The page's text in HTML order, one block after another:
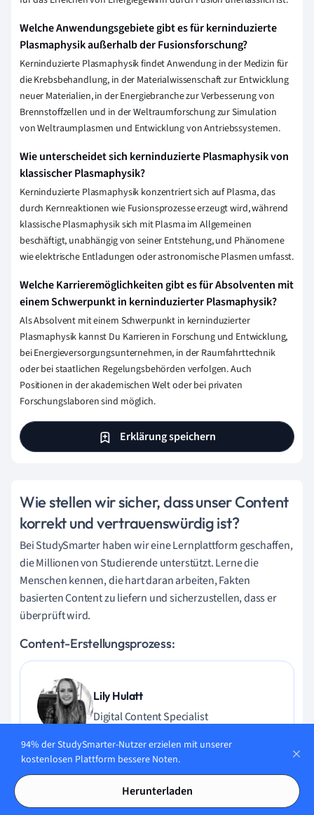
Welche Anwendungsgebiete gibt es für kerninduzierte
Plasmaphysik außerhalb der Fusionsforschung?
Kerninduzierte Plasmaphysik findet Anwendung in der Medizin für
die Krebsbehandlung, in der Materialwissenschaft zur Entwicklung
neuer Materialien, in der Energiebranche zur Verbesserung von
Brennstoffzellen und in der Weltraumforschung zur Simulation
von Weltraumplasmen und Entwicklung von Antriebssystemen.
Wie unterscheidet sich kerninduzierte Plasmaphysik von
klassischer Plasmaphysik?
Kerninduzierte Plasmaphysik konzentriert sich auf Plasma, das
durch Kernreaktionen wie Fusionsprozesse erzeugt wird, während
klassische Plasmaphysik sich mit Plasma im Allgemeinen
beschäftigt, unabhängig von seiner Entstehung, und Phänomene
wie elektrische Entladungen oder astronomische Plasmen umfasst.
Welche Karrieremöglichkeiten gibt es für Absolventen mit
einem Schwerpunkt in kerninduzierter Plasmaphysik?
Als Absolvent mit einem Schwerpunkt in kerninduzierter
Plasmaphysik kannst Du Karrieren in Forschung und Entwicklung,
bei Energieversorgungsunternehmen, in der Raumfahrttechnik
oder bei staatlichen Regelungsbehörden verfolgen. Auch
Positionen in der akademischen Welt oder bei privaten
Forschungslaboren sind möglich.
Erklärung speichern
Wie stellen wir sicher, dass unser Content
korrekt und vertrauenswürdig ist?
Bei StudySmarter haben wir eine Lernplattform geschaffen,
die Millionen von Studierende unterstützt. Lerne die
Menschen kennen, die hart daran arbeiten, Fakten
basierten Content zu liefern und sicherzustellen, dass er
überprüft wird.
Content-Erstellungsprozess:
Lily Hulatt
Digital Content Specialist
Lily Hulatt ist Digital Content Specialist mit über drei
Jahren Erfahrung in Content-Strategie und Curriculum-
an der Durham University erhalten, dort auch im
94% der StudySmarter-Nutzer erzielen mit unserer
kostenlosen Plattform bessere Noten.
Herunterladen